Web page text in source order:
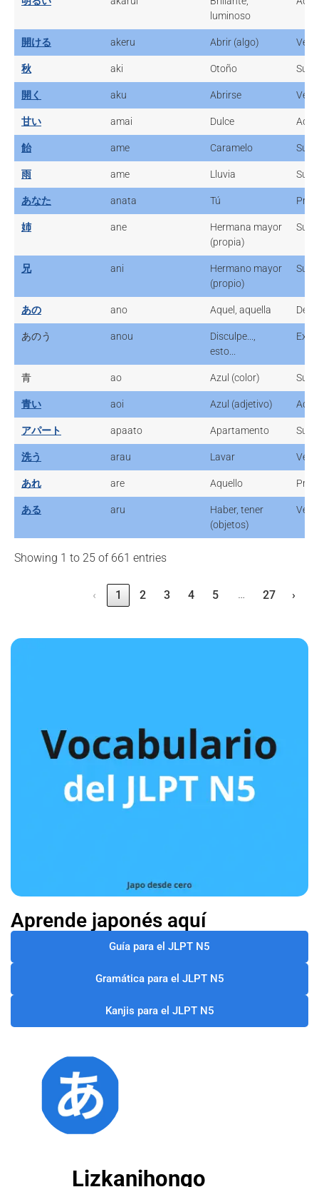
luminoso
開ける akeru Abrir (algo)
秋 aki Otoño
開く aku Abrirse
甘い amai Dulce
飴 ame Caramelo
雨 ame Lluvia
あなた anata Tú
姉 ane
Hermana mayor
(propia)
兄 ani
Hermano mayor
(propio)
あの ano Aquel, aquella
あのう anou
Disculpe...,
esto...
青 ao Azul (color)
青い aoi Azul (adjetivo)
アパート apaato Apartamento
洗う arau Lavar
あれ are Aquello
ある aru
Haber, tener
(objetos)
Showing 1 to 25 of 661 entries
‹ 1 2 3 4 5 … 27 ›
Aprende japonés aquí
Guía para el JLPT N5
Gramática para el JLPT N5
Kanjis para el JLPT N5
Lizkanihongo